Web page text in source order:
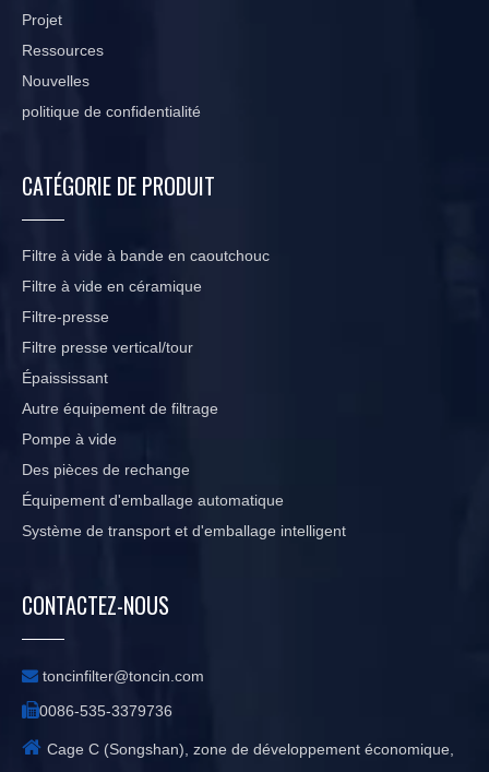
Projet
Ressources
Nouvelles
politique de confidentialité
CATÉGORIE DE PRODUIT
Filtre à vide à bande en caoutchouc
Filtre à vide en céramique
Filtre-presse
Filtre presse vertical/tour
Épaississant
Autre équipement de filtrage
Pompe à vide
Des pièces de rechange
Équipement d'emballage automatique
Système de transport et d'emballage intelligent
CONTACTEZ-NOUS
 toncinfilter@toncin.com
0086-535-3379736
 Cage C (Songshan), zone de développement économique,